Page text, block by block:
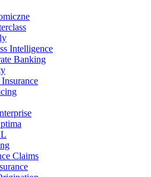
Intelligence
Banking
Claims